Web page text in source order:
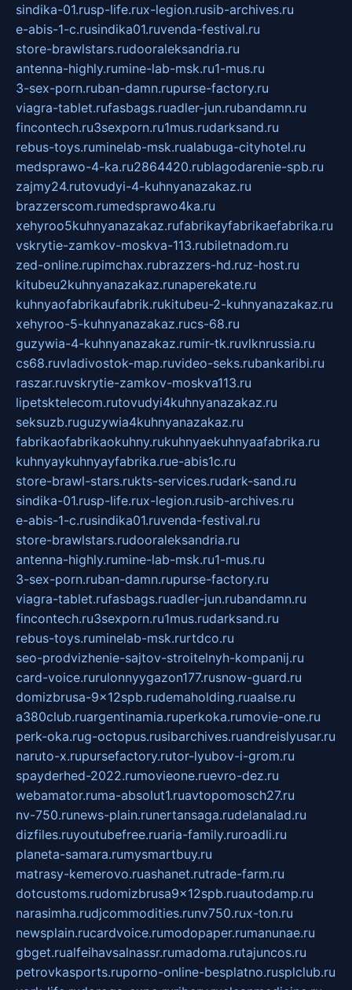
sindika-01.rusp-life.rux-legion.rusib-archives.ru
e-abis-1-c.rusindika01.ruvenda-festival.ru
store-brawlstars.rudooraleksandria.ru
antenna-highly.rumine-lab-msk.ru1-mus.ru
3-sex-porn.ruban-damn.rupurse-factory.ru
viagra-tablet.rufasbags.ruadler-jun.rubandamn.ru
fincontech.ru3sexporn.ru1mus.rudarksand.ru
rebus-toys.ruminelab-msk.rualabuga-cityhotel.ru
medsprawo-4-ka.ru2864420.rublagodarenie-spb.ru
zajmy24.rutovudyi-4-kuhnyanazakaz.ru
brazzerscom.rumedsprawo4ka.ru
xehyroo5kuhnyanazakaz.rufabrikayfabrikaefabrika.ru
vskrytie-zamkov-moskva-113.rubiletnadom.ru
zed-online.rupimchax.rubrazzers-hd.ruz-host.ru
kitubeu2kuhnyanazakaz.runaperekate.ru
kuhnyaofabrikaufabrik.rukitubeu-2-kuhnyanazakaz.ru
xehyroo-5-kuhnyanazakaz.rucs-68.ru
guzywia-4-kuhnyanazakaz.rumir-tk.ruvlknrussia.ru
cs68.ruvladivostok-map.ruvideo-seks.rubankaribi.ru
raszar.ruvskrytie-zamkov-moskva113.ru
lipetsktelecom.rutovudyi4kuhnyanazakaz.ru
seksuzb.ruguzywia4kuhnyanazakaz.ru
fabrikaofabrikaokuhny.rukuhnyaekuhnyaafabrika.ru
kuhnyaykuhnyayfabrika.rue-abis1c.ru
store-brawl-stars.rukts-services.rudark-sand.ru
sindika-01.rusp-life.rux-legion.rusib-archives.ru
e-abis-1-c.rusindika01.ruvenda-festival.ru
store-brawlstars.rudooraleksandria.ru
antenna-highly.rumine-lab-msk.ru1-mus.ru
3-sex-porn.ruban-damn.rupurse-factory.ru
viagra-tablet.rufasbags.ruadler-jun.rubandamn.ru
fincontech.ru3sexporn.ru1mus.rudarksand.ru
rebus-toys.ruminelab-msk.rurtdco.ru
seo-prodvizhenie-sajtov-stroitelnyh-kompanij.ru
card-voice.rurulonnyygazon177.rusnow-guard.ru
domizbrusa-9x12spb.rudemaholding.ruaalse.ru
a380club.ruargentinamia.ruperkoka.rumovie-one.ru
perk-oka.rug-octopus.rusibarchives.ruandreislyusar.ru
naruto-x.rupursefactory.rutor-lyubov-i-grom.ru
spayderhed-2022.rumovieone.ruevro-dez.ru
webamator.ruma-absolut1.ruavtopomosch27.ru
nv-750.runews-plain.runertansaga.rudelanalad.ru
dizfiles.ruyoutubefree.ruaria-family.ruroadli.ru
planeta-samara.rumysmartbuy.ru
matrasy-kemerovo.ruashanet.rutrade-farm.ru
dotcustoms.rudomizbrusa9x12spb.ruautodamp.ru
narasimha.rudjcommodities.runv750.rux-ton.ru
newsplain.rucardvoice.rumodopaper.rumanunae.ru
gbget.rualfeihavsalnassr.rumadoma.rutajuncos.ru
petrovkasports.ruporno-online-besplatno.rusplclub.ru